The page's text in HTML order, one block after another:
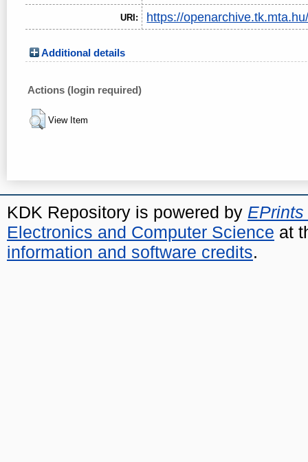
URI: https://
Additional details
Actions (login required)
View Item
KDK Repository is powered by EPrints
Electronics and Computer Science at
information and software credits.